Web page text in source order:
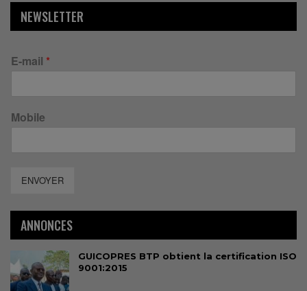
NEWSLETTER
E-mail *
Mobile
ENVOYER
ANNONCES
GUICOPRES BTP obtient la certification ISO
9001:2015